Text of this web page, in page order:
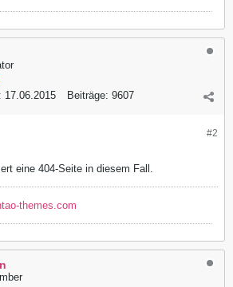
17.06.2015 Beiträge: 9607
#2
eine 404-Seite in diesem Fall.
themes.com